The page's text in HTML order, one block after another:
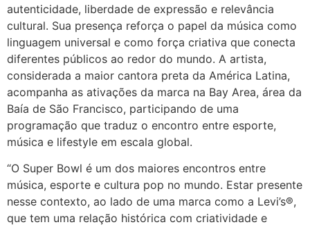
autenticidade, liberdade de expressão e relevância
cultural. Sua presença reforça o papel da música como
linguagem universal e como força criativa que conecta
diferentes públicos ao redor do mundo. A artista,
considerada a maior cantora preta da América Latina,
acompanha as ativações da marca na Bay Area, área da
Baía de São Francisco, participando de uma
programação que traduz o encontro entre esporte,
música e lifestyle em escala global.
“O Super Bowl é um dos maiores encontros entre
música, esporte e cultura pop no mundo. Estar presente
nesse contexto, ao lado de uma marca como a Levi’s®️,
que tem uma relação histórica com criatividade e